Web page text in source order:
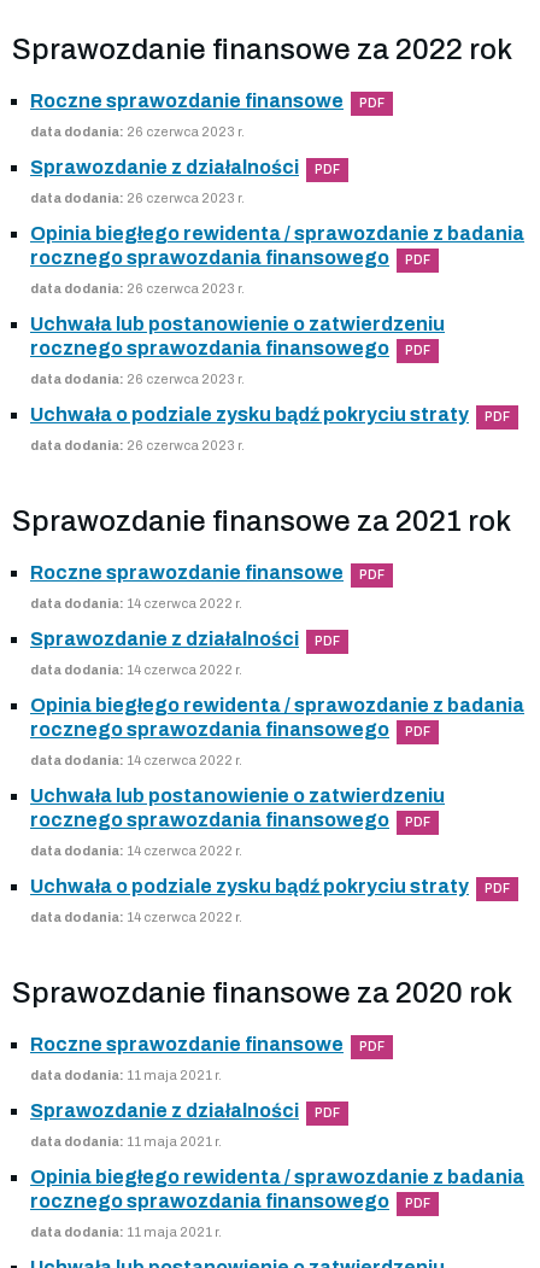
Sprawozdanie finansowe za 2022 rok
Roczne sprawozdanie finansowe PDF
data dodania: 26 czerwca 2023 r.
Sprawozdanie z działalności PDF
data dodania: 26 czerwca 2023 r.
Opinia biegłego rewidenta / sprawozdanie z badania
rocznego sprawozdania finansowego
PDF
data dodania: 26 czerwca 2023 r.
Uchwała lub postanowienie o zatwierdzeniu
rocznego sprawozdania finansowego
PDF
data dodania: 26 czerwca 2023 r.
Uchwała o podziale zysku bądź pokryciu straty PDF
data dodania: 26 czerwca 2023 r.
Sprawozdanie finansowe za 2021 rok
Roczne sprawozdanie finansowe PDF
data dodania: 14 czerwca 2022 r.
Sprawozdanie z działalności PDF
data dodania: 14 czerwca 2022 r.
Opinia biegłego rewidenta / sprawozdanie z badania
rocznego sprawozdania finansowego
PDF
data dodania: 14 czerwca 2022 r.
Uchwała lub postanowienie o zatwierdzeniu
rocznego sprawozdania finansowego
PDF
data dodania: 14 czerwca 2022 r.
Uchwała o podziale zysku bądź pokryciu straty PDF
data dodania: 14 czerwca 2022 r.
Sprawozdanie finansowe za 2020 rok
Roczne sprawozdanie finansowe PDF
data dodania: 11 maja 2021 r.
Sprawozdanie z działalności PDF
data dodania: 11 maja 2021 r.
Opinia biegłego rewidenta / sprawozdanie z badania
rocznego sprawozdania finansowego
PDF
data dodania: 11 maja 2021 r.